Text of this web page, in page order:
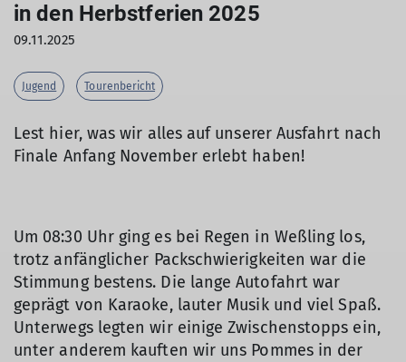
in den Herbstferien 2025
09.11.2025
Jugend Tourenbericht
Lest hier, was wir alles auf unserer Ausfahrt nach
Finale Anfang November erlebt haben!
Um 08:30 Uhr ging es bei Regen in Weßling los,
trotz anfänglicher Packschwierigkeiten war die
Stimmung bestens. Die lange Autofahrt war
geprägt von Karaoke, lauter Musik und viel Spaß.
Unterwegs legten wir einige Zwischenstopps ein,
unter anderem kauften wir uns Pommes in der